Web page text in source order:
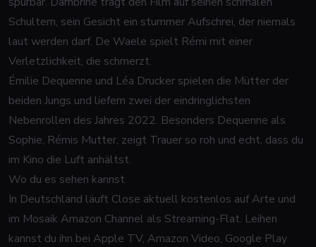
Schultern, sein Gesicht ein stummer Aufschrei, der niemals
laut werden darf. De Waele spielt Rémi mit einer
Verletzlichkeit, die schmerzt.
Émilie Dequenne und Léa Drucker spielen die Mütter der
beiden Jungs und liefern zwei der eindringlichsten
Nebenrollen des Jahres 2022. Besonders Dequenne als
Sophie, Rémis Mutter, zeigt Trauer so roh und echt, dass du
im Kino die Luft anhältst.
Wo du es sehen kannst
In Deutschland läuft Close aktuell kostenlos auf Arte und
im Mosaik Amazon Channel als Streaming-Flat. Leihen
kannst du ihn bei Apple TV, Amazon Video, Google Play